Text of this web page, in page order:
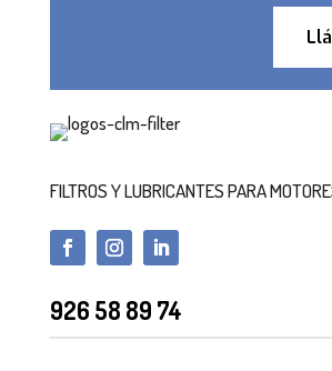
FILTROS Y LUBRICANTES PARA
926 58 89 74